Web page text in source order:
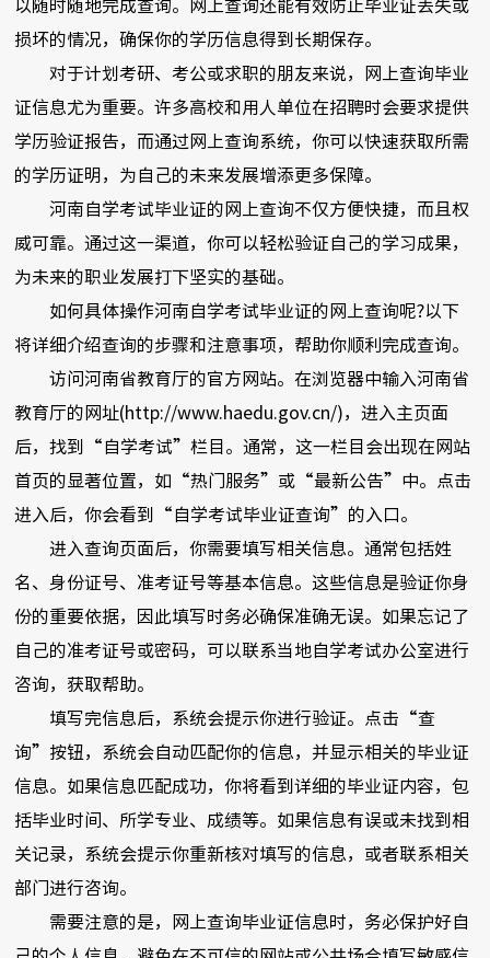
以随时随地完成查询。网上查询还能有效防止毕业证丢失或
损坏的情况，确保你的学历信息得到长期保存。
对于计划考研、考公或求职的朋友来说，网上查询毕业
证信息尤为重要。许多高校和用人单位在招聘时会要求提供
学历验证报告，而通过网上查询系统，你可以快速获取所需
的学历证明，为自己的未来发展增添更多保障。
河南自学考试毕业证的网上查询不仅方便快捷，而且权
威可靠。通过这一渠道，你可以轻松验证自己的学习成果，
为未来的职业发展打下坚实的基础。
如何具体操作河南自学考试毕业证的网上查询呢?以下
将详细介绍查询的步骤和注意事项，帮助你顺利完成查询。
访问河南省教育厅的官方网站。在浏览器中输入河南省
教育厅的网址(http://www.haedu.gov.cn/)，进入主页面
后，找到“自学考试”栏目。通常，这一栏目会出现在网站
首页的显著位置，如“热门服务”或“最新公告”中。点击
进入后，你会看到“自学考试毕业证查询”的入口。
进入查询页面后，你需要填写相关信息。通常包括姓
名、身份证号、准考证号等基本信息。这些信息是验证你身
份的重要依据，因此填写时务必确保准确无误。如果忘记了
自己的准考证号或密码，可以联系当地自学考试办公室进行
咨询，获取帮助。
填写完信息后，系统会提示你进行验证。点击“查
询”按钮，系统会自动匹配你的信息，并显示相关的毕业证
信息。如果信息匹配成功，你将看到详细的毕业证内容，包
括毕业时间、所学专业、成绩等。如果信息有误或未找到相
关记录，系统会提示你重新核对填写的信息，或者联系相关
部门进行咨询。
需要注意的是，网上查询毕业证信息时，务必保护好自